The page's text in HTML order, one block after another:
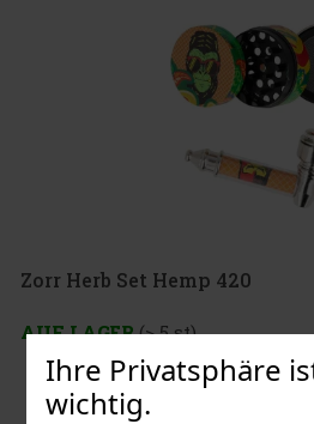
Ihre Privatsphäre
wichtig.
Zorr Herb Set Hemp 420
AUF LAGER(> 5 st)